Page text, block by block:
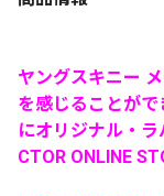
ヤングスキニー
を感じることがで
にオリジナル・
CTOR ONLINE